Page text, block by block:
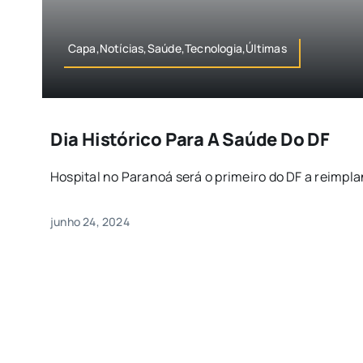
Capa,Notícias,Saúde,Tecnologia,Últimas
Dia Histórico Para A Saúde Do DF
Hospital no Paranoá será o primeiro do DF a
junho 24, 2024